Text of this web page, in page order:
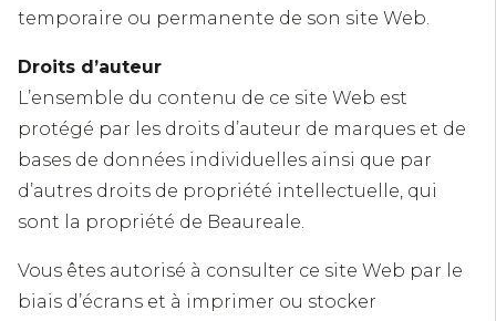
temporaire ou permanente de son site Web.
Droits d’auteur
L’ensemble du contenu de ce site Web est
protégé par les droits d’auteur de marques et de
bases de données individuelles ainsi que par
d’autres droits de propriété intellectuelle, qui
sont la propriété de Beaureale.
Vous êtes autorisé à consulter ce site Web par le
biais d’écrans et à imprimer ou stocker